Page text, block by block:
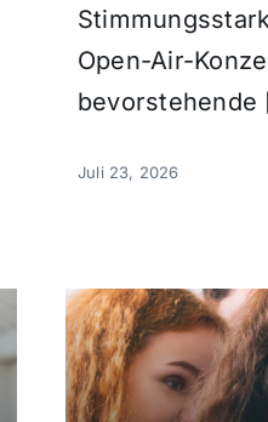
Open-Air-
bevorstehende
Juli 23, 2026